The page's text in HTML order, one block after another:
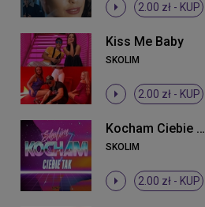
2.00 zł - KUP
Kiss Me Baby
SKOLIM
2.00 zł - KUP
Kocham Ciebie tak
SKOLIM
2.00 zł - KUP